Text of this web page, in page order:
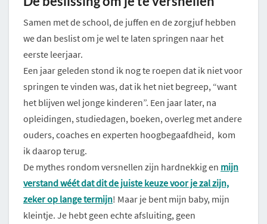
Samen met de school, de juffen en de zorgjuf hebben
we dan beslist om je wel te laten springen naar het
eerste leerjaar.
Een jaar geleden stond ik nog te roepen dat ik niet voor
springen te vinden was, dat ik het niet begreep, “want
het blijven wel jonge kinderen”. Een jaar later, na
opleidingen, studiedagen, boeken, overleg met andere
ouders, coaches en experten hoogbegaafdheid, kom
ik daarop terug.
De mythes rondom versnellen zijn hardnekkig en mijn
verstand wéét dat dit de juiste keuze voor je zal zijn,
zeker op lange termijn! Maar je bent mijn baby, mijn
kleintje. Je hebt geen echte afsluiting, geen